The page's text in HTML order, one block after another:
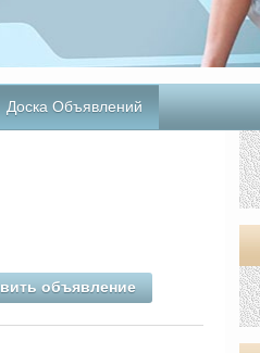
Доска Объявлений
объявление